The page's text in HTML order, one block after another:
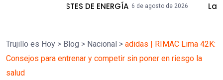
6 de agosto de 2026 La Libertad Acumula
Trujillo es Hoy > Blog > Nacional > adidas | RIMAC Lima 42K:
Consejos para entrenar y competir sin poner en riesgo la
salud